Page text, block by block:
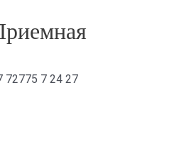
72775 7 24 27